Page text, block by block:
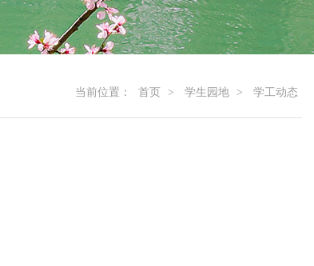
当前位置： 首页 > 学生园地 > 学工动态